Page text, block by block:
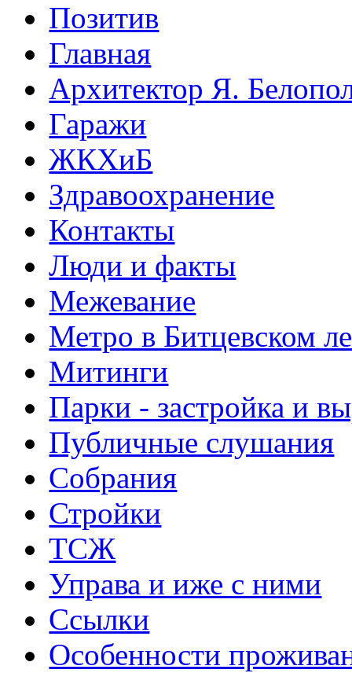
Позитив
Главная
Архитектор Я.
Гаражи
ЖКХиБ
Здравоохранение
Контакты
Люди и факты
Межевание
Метро в Битцевском
Митинги
Парки - застройка и
Публичные слушания
Собрания
Стройки
ТСЖ
Управа и иже с ними
Ссылки
Особенности